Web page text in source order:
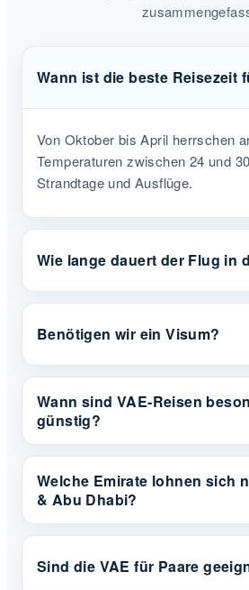
Wann ist die beste Reisezeit
Von Oktober bis April herrschen
Temperaturen zwischen 24 und
Strandtage und Ausflüge.
Wie lange dauert der Flug in
Benötigen wir ein Visum?
Wann sind VAE-Reisen
günstig?
Welche Emirate lohnen sich
& Abu Dhabi?
Sind die VAE für Paare